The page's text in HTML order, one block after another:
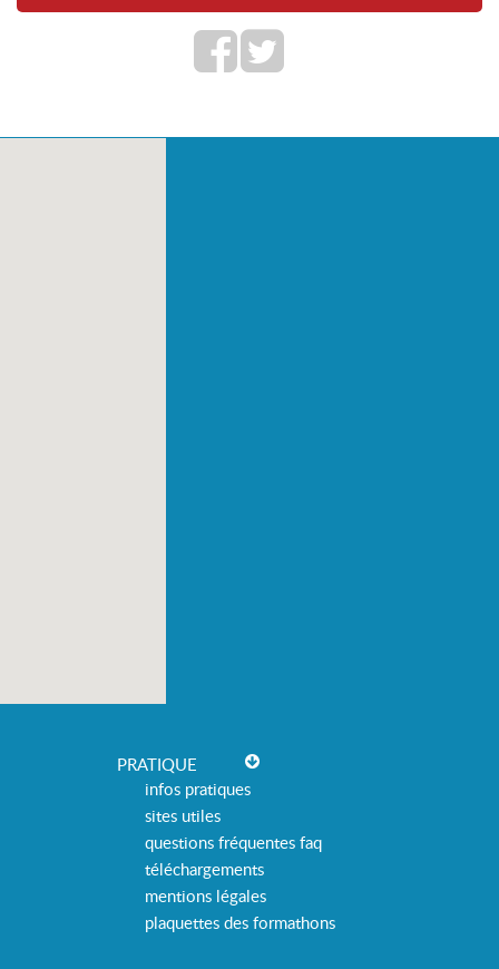
PRATIQUE
infos pratiques
sites utiles
questions fréquentes faq
téléchargements
mentions légales
plaquettes des formathons